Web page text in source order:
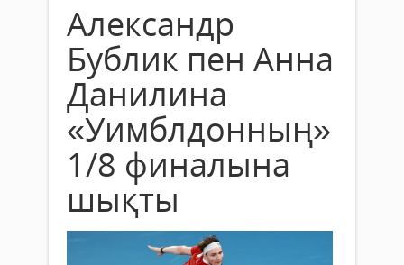
Александр
Бублик пен Анна
Данилина
«Уимблдонның»
1/8 финалына
шықты